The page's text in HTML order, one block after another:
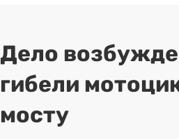
Дело
гибели
мосту